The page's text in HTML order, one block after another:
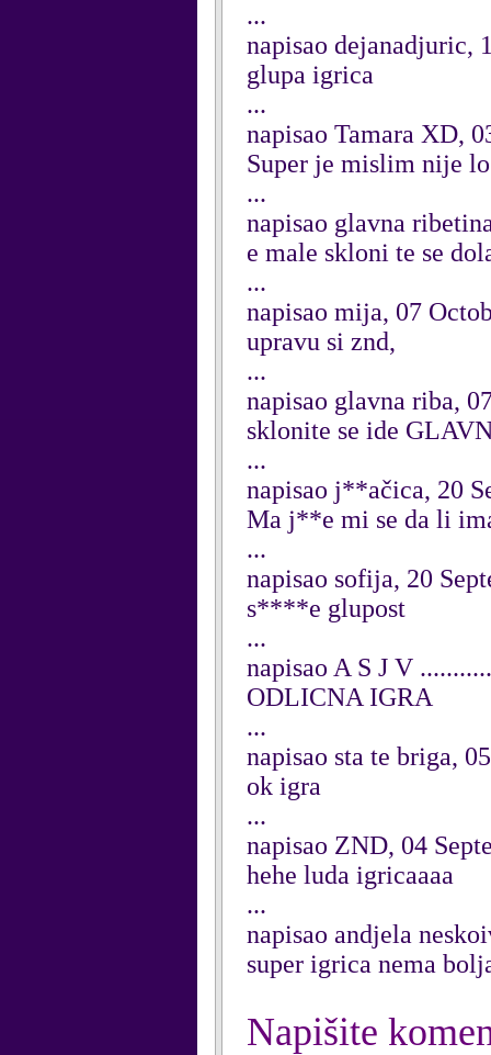
...
napisao dejanadjuric,
glupa igrica
...
napisao Tamara XD,
Super je mislim nije
...
napisao glavna
e male skloni te se
...
napisao mija, 07
upravu si znd,
...
napisao glavna riba,
sklonite se ide
...
napisao j**ačica, 20
Ma j**e mi se da li
...
napisao sofija, 20
s****e glupost
...
napisao A S J V
ODLICNA IGRA
...
napisao sta te briga,
ok igra
...
napisao ZND, 04
hehe luda igricaaaa
...
napisao andjela
super igrica nema
Napišite